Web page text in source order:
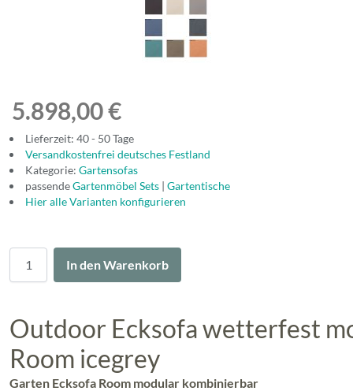
5.898,00 €
Lieferzeit: 40 - 50 Tage
Versandkostenfrei deutsches Festland
Kategorie: Gartensofas
passendeGartenmöbel Sets | Gartentische
Hier alle Varianten konfigurieren
In den Warenkorb
Outdoor Ecksofa wetterfest
Room icegrey
Garten Ecksofa Room modular kombinierbar